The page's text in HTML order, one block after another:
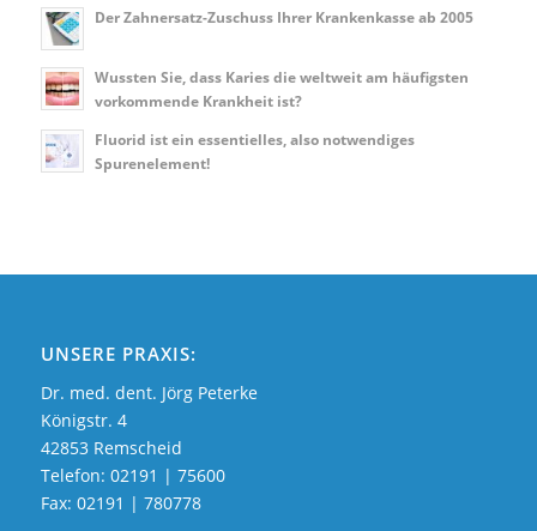
Der Zahnersatz-Zuschuss Ihrer Krankenkasse ab 2005
Wussten Sie, dass Karies die weltweit am häufigsten
vorkommende Krankheit ist?
Fluorid ist ein essentielles, also notwendiges
Spurenelement!
UNSERE PRAXIS:
Dr. med. dent. Jörg Peterke
Königstr. 4
42853 Remscheid
Telefon: 02191 | 75600
Fax: 02191 | 780778